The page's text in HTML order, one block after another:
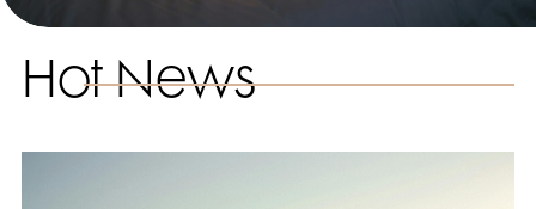
Hot News